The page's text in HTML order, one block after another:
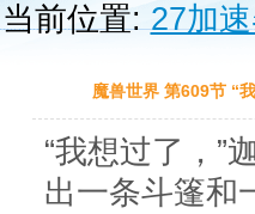
当前位置:27加
魔兽世界 第609节 “
“我想过了，”
出一条斗篷和